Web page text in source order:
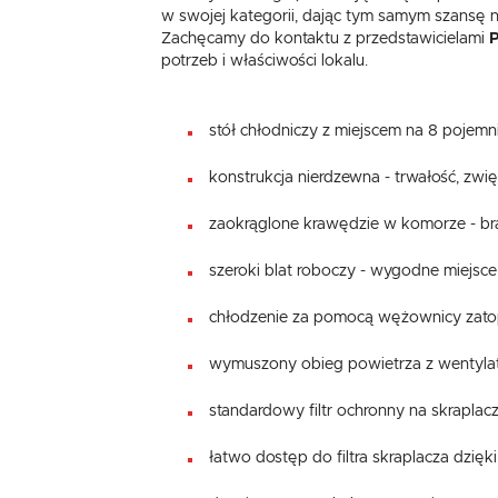
w swojej kategorii, dając tym samym szansę
Zachęcamy do kontaktu z przedstawicielami
potrzeb i właściwości lokalu.
stół chłodniczy z miejscem na 8
konstrukcja nierdzewna - trwałość,
zaokrąglone krawędzie w komorze -
szeroki blat roboczy - wygodne
chłodzenie za pomocą wężownicy
wymuszony obieg powietrza z
standardowy filtr ochronny na
łatwo dostęp do filtra skraplacza dzięki